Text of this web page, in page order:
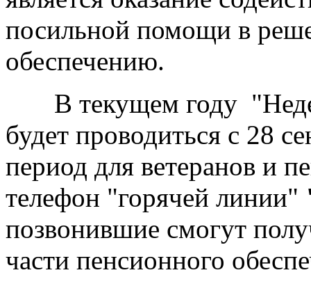
посильной помощи в
обеспечению.
В текущем году
будет проводиться с 28
период для ветеранов и
телефон "горячей линии"
позвонившие смогут
части пенсионного